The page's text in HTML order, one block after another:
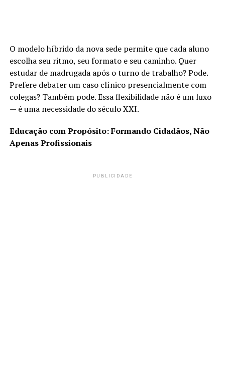
O modelo híbrido da nova sede permite que cada aluno
escolha seu ritmo, seu formato e seu caminho. Quer
estudar de madrugada após o turno de trabalho? Pode.
Prefere debater um caso clínico presencialmente com
colegas? Também pode. Essa flexibilidade não é um luxo
— é uma necessidade do século XXI.
Educação com Propósito: Formando Cidadãos, Não
Apenas Profissionais
PUBLICIDADE